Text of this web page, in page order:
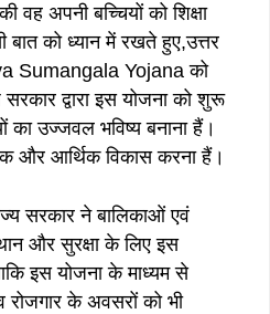
वह अपनी बच्चियों को शिक्षा
बात को ध्यान में रखते हुए,उत्तर
Sumangala Yojana को
द्वारा इस योजना को शुरू
का उज्जवल भविष्य बनाना हैं।
और आर्थिक विकास करना हैं।
सरकार ने बालिकाओं एवं
और सुरक्षा के लिए इस
इस योजना के माध्यम से
रोजगार के अवसरों को भी